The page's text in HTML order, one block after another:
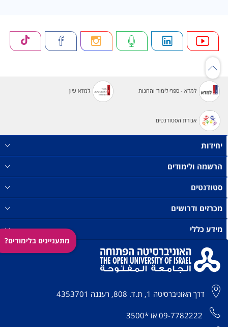
מתעניינים בלימודים?
למדא - ספרי לימוד והחנות למדא עיון
אגודת הסטודנטים
יחידות
הרשמה ולימודים
סטודנטים
מכרזים ודרושים
מידע כללי
דרך האוניברסיטה 1, ת.ד. 808, רעננה 4353701
09-7782222 או *3500